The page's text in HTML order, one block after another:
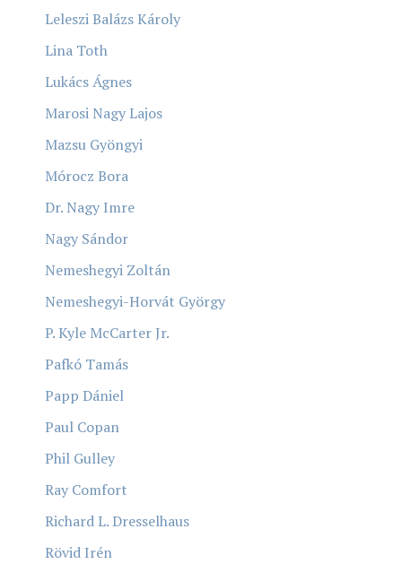
Leleszi Balázs Károly
Lina Toth
Lukács Ágnes
Marosi Nagy Lajos
Mazsu Gyöngyi
Mórocz Bora
Dr. Nagy Imre
Nagy Sándor
Nemeshegyi Zoltán
Nemeshegyi-Horvát György
P. Kyle McCarter Jr.
Pafkó Tamás
Papp Dániel
Paul Copan
Phil Gulley
Ray Comfort
Richard L. Dresselhaus
Rövid Irén